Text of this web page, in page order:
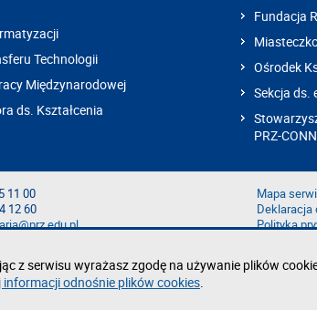
Technologii
Międzynarodowej
ds. Kształcenia
Fundacja
Ośrodek
Sekcja ds.
PRZ-
11 00
12 60
Mapa
Deklaracja
Polityka
z serwisu wyrażasz zgodę na używanie plików
informacji odnośnie plików cookies.